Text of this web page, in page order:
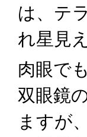
は、テ
れ星見
肉眼で
双眼鏡
ますが、